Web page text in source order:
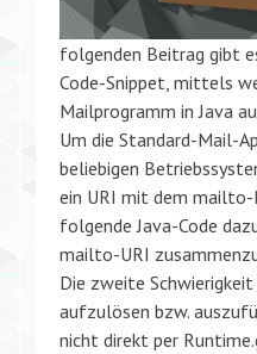
folgenden Beitrag gibt
Code-Snippet, mittels
Mailprogramm in Java
Um die Standard-Mail-
beliebigen
ein URI mit dem
folgende Java-Code
mailto-URI
Die zweite
aufzulösen bzw.
nicht direkt per